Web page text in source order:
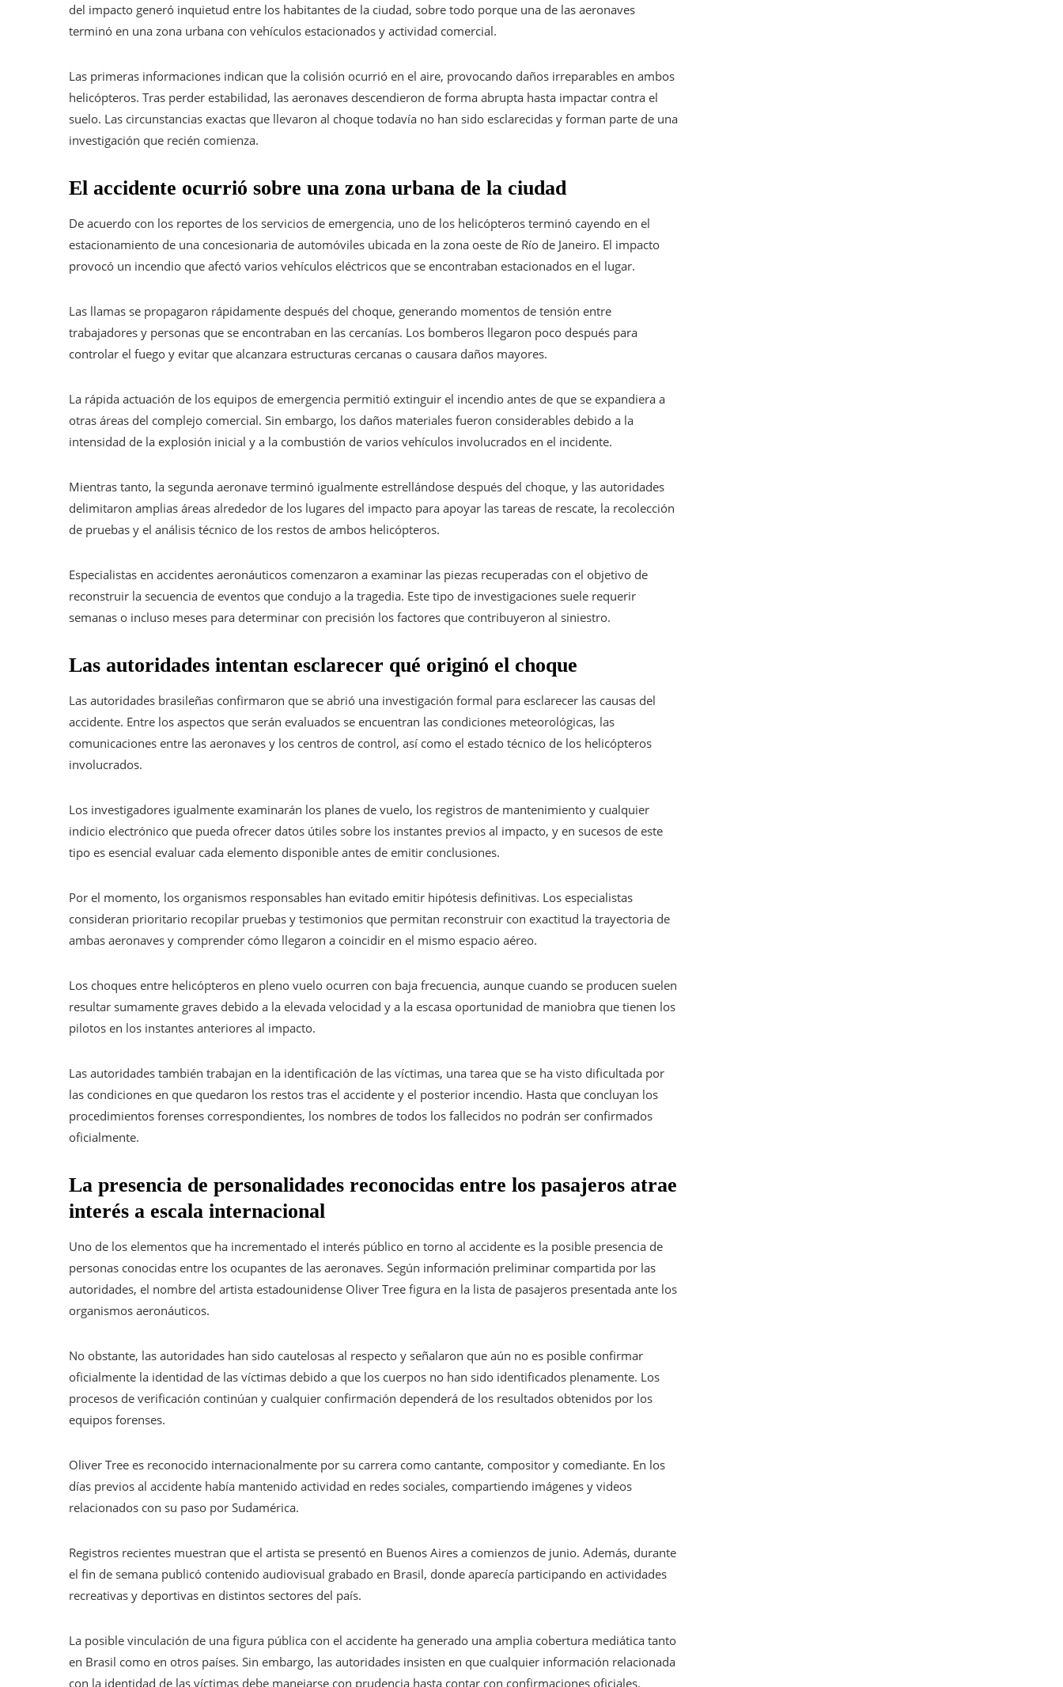
del impacto generó inquietud entre los habitantes de la ciudad, sobre todo porque una de las aeronaves
terminó en una zona urbana con vehículos estacionados y actividad comercial.
Las primeras informaciones indican que la colisión ocurrió en el aire, provocando daños irreparables en ambos
helicópteros. Tras perder estabilidad, las aeronaves descendieron de forma abrupta hasta impactar contra el
suelo. Las circunstancias exactas que llevaron al choque todavía no han sido esclarecidas y forman parte de una
investigación que recién comienza.
El accidente ocurrió sobre una zona urbana de la ciudad
De acuerdo con los reportes de los servicios de emergencia, uno de los helicópteros terminó cayendo en el
estacionamiento de una concesionaria de automóviles ubicada en la zona oeste de Río de Janeiro. El impacto
provocó un incendio que afectó varios vehículos eléctricos que se encontraban estacionados en el lugar.
Las llamas se propagaron rápidamente después del choque, generando momentos de tensión entre
trabajadores y personas que se encontraban en las cercanías. Los bomberos llegaron poco después para
controlar el fuego y evitar que alcanzara estructuras cercanas o causara daños mayores.
La rápida actuación de los equipos de emergencia permitió extinguir el incendio antes de que se expandiera a
otras áreas del complejo comercial. Sin embargo, los daños materiales fueron considerables debido a la
intensidad de la explosión inicial y a la combustión de varios vehículos involucrados en el incidente.
Mientras tanto, la segunda aeronave terminó igualmente estrellándose después del choque, y las autoridades
delimitaron amplias áreas alrededor de los lugares del impacto para apoyar las tareas de rescate, la recolección
de pruebas y el análisis técnico de los restos de ambos helicópteros.
Especialistas en accidentes aeronáuticos comenzaron a examinar las piezas recuperadas con el objetivo de
reconstruir la secuencia de eventos que condujo a la tragedia. Este tipo de investigaciones suele requerir
semanas o incluso meses para determinar con precisión los factores que contribuyeron al siniestro.
Las autoridades intentan esclarecer qué originó el choque
Las autoridades brasileñas confirmaron que se abrió una investigación formal para esclarecer las causas del
accidente. Entre los aspectos que serán evaluados se encuentran las condiciones meteorológicas, las
comunicaciones entre las aeronaves y los centros de control, así como el estado técnico de los helicópteros
involucrados.
Los investigadores igualmente examinarán los planes de vuelo, los registros de mantenimiento y cualquier
indicio electrónico que pueda ofrecer datos útiles sobre los instantes previos al impacto, y en sucesos de este
tipo es esencial evaluar cada elemento disponible antes de emitir conclusiones.
Por el momento, los organismos responsables han evitado emitir hipótesis definitivas. Los especialistas
consideran prioritario recopilar pruebas y testimonios que permitan reconstruir con exactitud la trayectoria de
ambas aeronaves y comprender cómo llegaron a coincidir en el mismo espacio aéreo.
Los choques entre helicópteros en pleno vuelo ocurren con baja frecuencia, aunque cuando se producen suelen
resultar sumamente graves debido a la elevada velocidad y a la escasa oportunidad de maniobra que tienen los
pilotos en los instantes anteriores al impacto.
Las autoridades también trabajan en la identificación de las víctimas, una tarea que se ha visto dificultada por
las condiciones en que quedaron los restos tras el accidente y el posterior incendio. Hasta que concluyan los
procedimientos forenses correspondientes, los nombres de todos los fallecidos no podrán ser confirmados
oficialmente.
La presencia de personalidades reconocidas entre los pasajeros atrae
interés a escala internacional
Uno de los elementos que ha incrementado el interés público en torno al accidente es la posible presencia de
personas conocidas entre los ocupantes de las aeronaves. Según información preliminar compartida por las
autoridades, el nombre del artista estadounidense Oliver Tree figura en la lista de pasajeros presentada ante los
organismos aeronáuticos.
No obstante, las autoridades han sido cautelosas al respecto y señalaron que aún no es posible confirmar
oficialmente la identidad de las víctimas debido a que los cuerpos no han sido identificados plenamente. Los
procesos de verificación continúan y cualquier confirmación dependerá de los resultados obtenidos por los
equipos forenses.
Oliver Tree es reconocido internacionalmente por su carrera como cantante, compositor y comediante. En los
días previos al accidente había mantenido actividad en redes sociales, compartiendo imágenes y videos
relacionados con su paso por Sudamérica.
Registros recientes muestran que el artista se presentó en Buenos Aires a comienzos de junio. Además, durante
el fin de semana publicó contenido audiovisual grabado en Brasil, donde aparecía participando en actividades
recreativas y deportivas en distintos sectores del país.
La posible vinculación de una figura pública con el accidente ha generado una amplia cobertura mediática tanto
en Brasil como en otros países. Sin embargo, las autoridades insisten en que cualquier información relacionada
con la identidad de las víctimas debe manejarse con prudencia hasta contar con confirmaciones oficiales.